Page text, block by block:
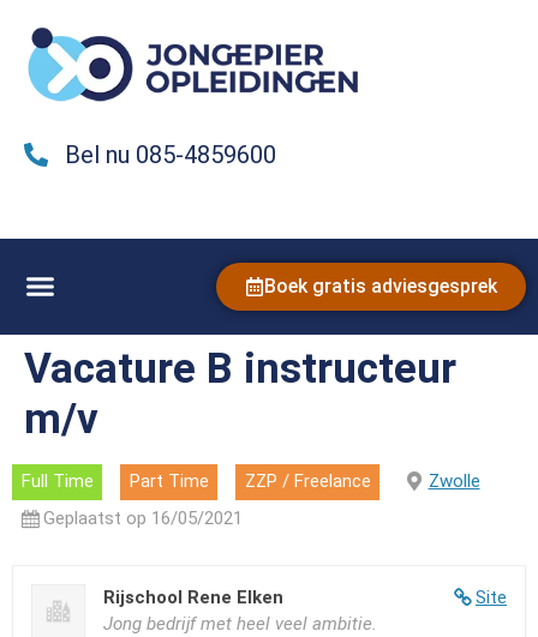
Bel nu 085-4859600
Boek gratis adviesgesprek
Vacature B instructeur
m/v
Full Time Part Time ZZP / Freelance
Zwolle
Geplaatst op 16/05/2021
Site
Rijschool Rene Elken
Jong bedrijf met heel veel ambitie.